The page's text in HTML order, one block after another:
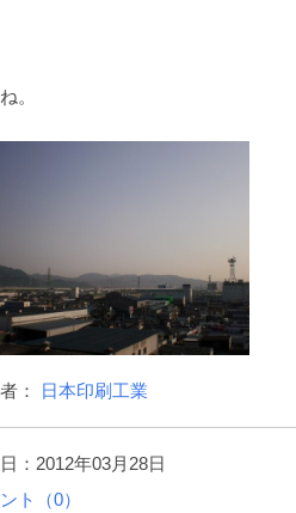
～～
。
： 日本印刷工業
：2012年03月28日
ト（0）